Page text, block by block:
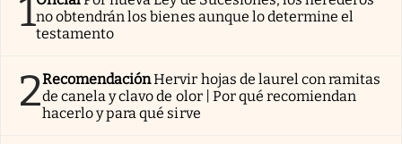
1no obtendrán los bienes aunque lo determine el
testamento
2RecomendaciónHervir hojas de laurel con ramitas
de canela y clavo de olor | Por qué recomiendan
hacerlo y para qué sirve